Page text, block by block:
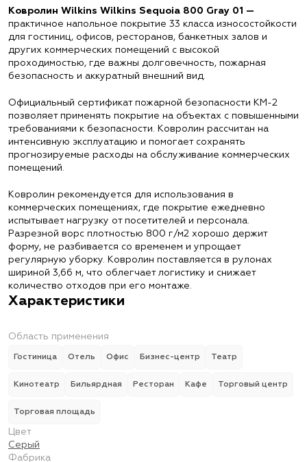
Ковролин Wilkins Wilkins Sequoia 800 Gray 01 —
практичное напольное покрытие 33 класса износостойкости
для гостиниц, офисов, ресторанов, банкетных залов и
других коммерческих помещений с высокой
проходимостью, где важны долговечность, пожарная
безопасность и аккуратный внешний вид.
Официальный сертификат пожарной безопасности КМ-2
позволяет применять покрытие на объектах с повышенными
требованиями к безопасности. Ковролин рассчитан на
интенсивную эксплуатацию и помогает сохранять
прогнозируемые расходы на обслуживание коммерческих
помещений.
Ковролин рекомендуется для использования в
коммерческих помещениях, где покрытие ежедневно
испытывает нагрузку от посетителей и персонала.
Разрезной ворс плотностью 800 г/м2 хорошо держит
форму, не разбивается со временем и упрощает
регулярную уборку. Ковролин поставляется в рулонах
шириной 3,66 м, что облегчает логистику и снижает
количество отходов при его монтаже.
Характеристики
Область применения
Гостиница Отель Офис Бизнес-центр Театр
Кинотеатр Бильярдная Ресторан Кафе Торговый центр
Торговая площадь
Цвет
Серый
Фабрика